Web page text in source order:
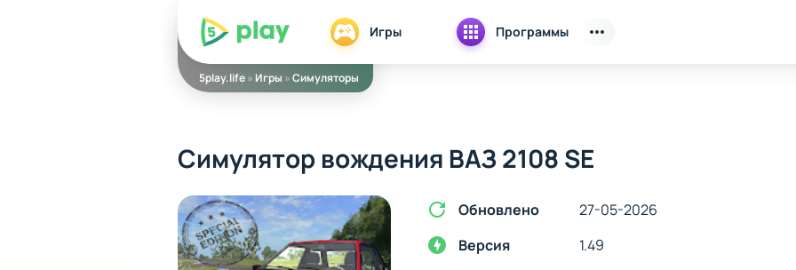
5play Игры Программы
5play.life»Игры »Симуляторы
Симулятор вождения ВАЗ 2108 SE
Обновлено
27-05-2026
Версия
1.49